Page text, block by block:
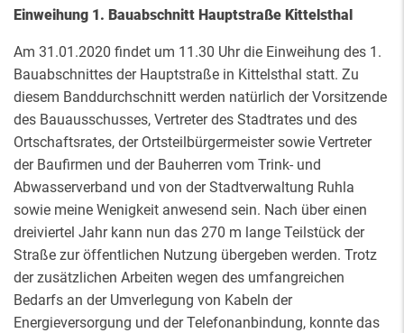
Einweihung 1. Bauabschnitt Hauptstraße Kittelsthal
Am 31.01.2020 findet um 11.30 Uhr die Einweihung des 1.
Bauabschnittes der Hauptstraße in Kittelsthal statt. Zu
diesem Banddurchschnitt werden natürlich der Vorsitzende
des Bauausschusses, Vertreter des Stadtrates und des
Ortschaftsrates, der Ortsteilbürgermeister sowie Vertreter
der Baufirmen und der Bauherren vom Trink- und
Abwasserverband und von der Stadtverwaltung Ruhla
sowie meine Wenigkeit anwesend sein. Nach über einen
dreiviertel Jahr kann nun das 270 m lange Teilstück der
Straße zur öffentlichen Nutzung übergeben werden. Trotz
der zusätzlichen Arbeiten wegen des umfangreichen
Bedarfs an der Umverlegung von Kabeln der
Energieversorgung und der Telefonanbindung, konnte das